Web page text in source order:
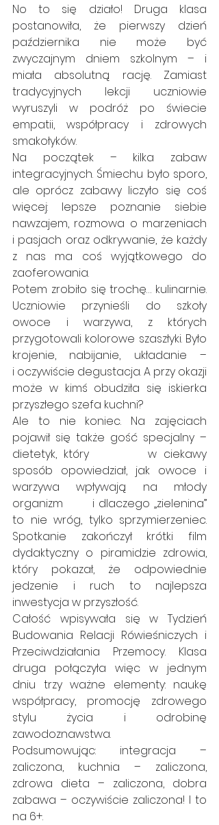
No to się działo! Druga klasa
postanowiła, że pierwszy dzień
października nie może być
zwyczajnym dniem szkolnym – i
miała absolutną rację. Zamiast
tradycyjnych lekcji uczniowie
wyruszyli w podróż po świecie
empatii, współpracy i zdrowych
smakołyków.
Na początek – kilka zabaw
integracyjnych. Śmiechu było sporo,
ale oprócz zabawy liczyło się coś
więcej: lepsze poznanie siebie
nawzajem, rozmowa o marzeniach
i pasjach oraz odkrywanie, że każdy
z nas ma coś wyjątkowego do
zaoferowania.
Potem zrobiło się trochę… kulinarnie.
Uczniowie przynieśli do szkoły
owoce i warzywa, z których
przygotowali kolorowe szaszłyki. Było
krojenie, nabijanie, układanie –
i oczywiście degustacja. A przy okazji
może w kimś obudziła się iskierka
przyszłego szefa kuchni?
Ale to nie koniec. Na zajęciach
pojawił się także gość specjalny –
dietetyk, który         w ciekawy
sposób opowiedział, jak owoce i
warzywa wpływają na młody
organizm       i dlaczego „zielenina”
to nie wróg, tylko sprzymierzeniec.
Spotkanie zakończył krótki film
dydaktyczny o piramidzie zdrowia,
który pokazał, że odpowiednie
jedzenie i ruch to najlepsza
inwestycja w przyszłość.
Całość wpisywała się w Tydzień
Budowania Relacji Rówieśniczych i
Przeciwdziałania Przemocy. Klasa
druga połączyła więc w jednym
dniu trzy ważne elementy: naukę
współpracy, promocję zdrowego
stylu życia i odrobinę
zawodoznawstwa.
Podsumowując: integracja –
zaliczona, kuchnia – zaliczona,
zdrowa dieta – zaliczona, dobra
zabawa – oczywiście zaliczona! I to
na 6+.